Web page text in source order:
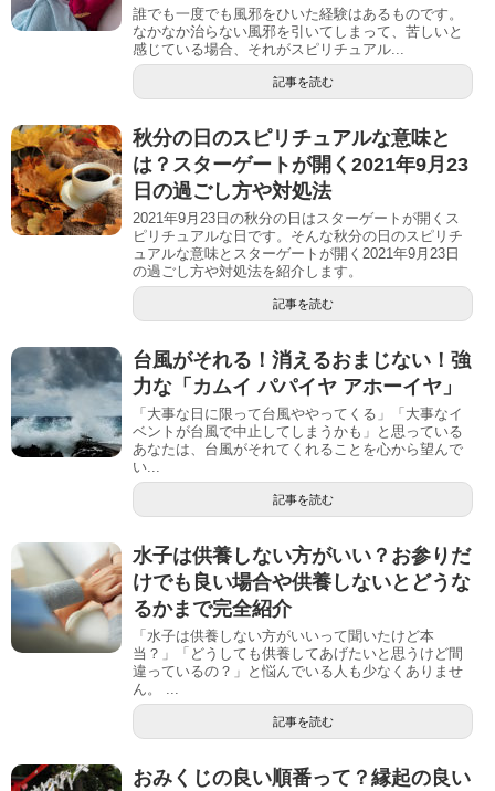
誰でも一度でも風邪をひいた経験はあるものです。
なかなか治らない風邪を引いてしまって、苦しいと
感じている場合、それがスピリチュアル...
記事を読む
秋分の日のスピリチュアルな意味と
は？スターゲートが開く2021年9月23
日の過ごし方や対処法
2021年9月23日の秋分の日はスターゲートが開くス
ピリチュアルな日です。そんな秋分の日のスピリチ
ュアルな意味とスターゲートが開く2021年9月23日
の過ごし方や対処法を紹介します。
記事を読む
台風がそれる！消えるおまじない！強
力な「カムイ パパイヤ アホーイヤ」
「大事な日に限って台風ややってくる」「大事なイ
ベントが台風で中止してしまうかも」と思っている
あなたは、台風がそれてくれることを心から望んで
い...
記事を読む
水子は供養しない方がいい？お参りだ
けでも良い場合や供養しないとどうな
るかまで完全紹介
「水子は供養しない方がいいって聞いたけど本
当？」「どうしても供養してあげたいと思うけど間
違っているの？」と悩んでいる人も少なくありませ
ん。 ...
記事を読む
おみくじの良い順番って？縁起の良い